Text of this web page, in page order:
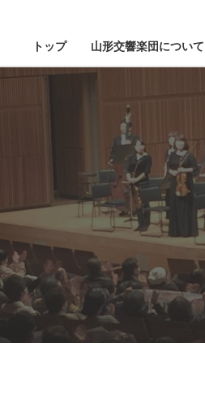
トップ 山形交響楽団について
山響が目指すもの
指揮者・楽団員紹介
山響アマデウスコア
山響の教育・地域交流
動画で見る山響
団体情報